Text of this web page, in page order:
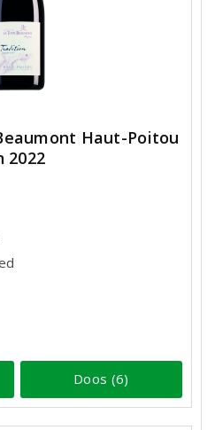
Haut-Poitou
2022
Doos (6)